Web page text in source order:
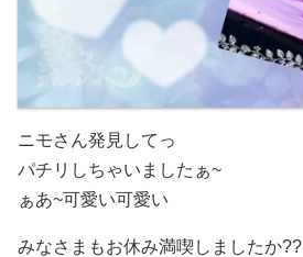
ニモさん発見してっ
パチリしちゃいましたぁ~
ぁあ~可愛い可愛い
みなさまもお休み満喫しましたか??